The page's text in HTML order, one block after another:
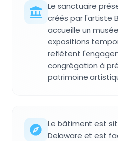
Le sanctuaire
créés par l'artiste
accueille un
expositions
reflètent
congrégation à
patrimoine
Le bâtiment est
Delaware et est